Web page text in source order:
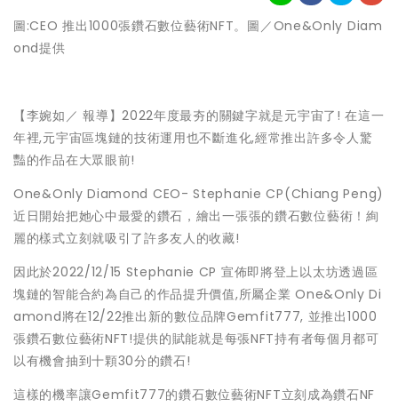
圖:CEO 推出1000張鑽石數位藝術NFT。圖／One&Only Diam
ond提供
【李婉如／ 報導】2022年度最夯的關鍵字就是元宇宙了! 在這一
年裡,元宇宙區塊鏈的技術運用也不斷進化,經常推出許多令人驚
豔的作品在大眾眼前!
One&Only Diamond CEO- Stephanie CP(Chiang Peng)
近日開始把她心中最愛的鑽石，繪出一張張的鑽石數位藝術！絢
麗的樣式立刻就吸引了許多友人的收藏!
因此於2022/12/15 Stephanie CP 宣佈即將登上以太坊透過區
塊鏈的智能合約為自己的作品提升價值,所屬企業 One&Only Di
amond將在12/22推出新的數位品牌Gemfit777, 並推出1000
張鑽石數位藝術NFT!提供的賦能就是每張NFT持有者每個月都可
以有機會抽到十顆30分的鑽石!
這樣的機率讓Gemfit777的鑽石數位藝術NFT立刻成為鑽石NF